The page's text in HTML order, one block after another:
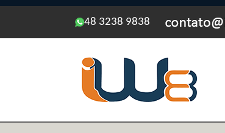
48 3238 9838